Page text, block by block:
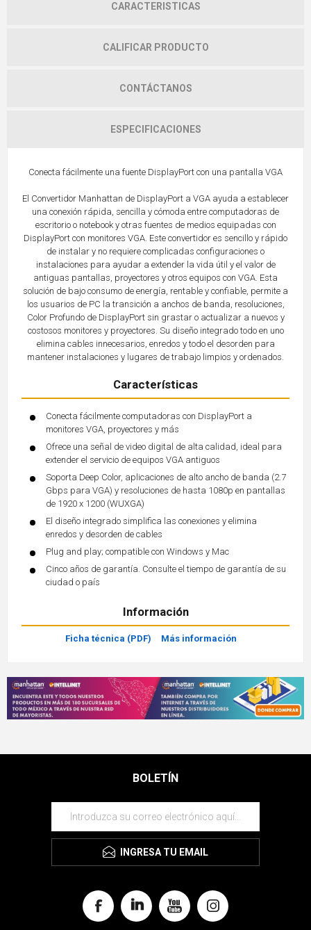
CARACTERISTICAS
CALIFICAR PRODUCTO
CONTÁCTANOS
ESPECIFICACIONES
Conecta fácilmente una fuente DisplayPort con una pantalla VGA
El Convertidor Manhattan de DisplayPort a VGA ayuda a establecer
una conexión rápida, sencilla y cómoda entre computadoras de
escritorio o notebook y otras fuentes de medios equipadas con
DisplayPort con monitores VGA. Este convertidor es sencillo y rápido
de instalar y no requiere complicadas configuraciones o
instalaciones para ayudar a extender la vida útil y el valor de
antiguas pantallas, proyectores y otros equipos con VGA. Esta
solución de bajo consumo de energía, rentable y confiable, permite a
los usuarios de PC la transición a anchos de banda, resoluciones,
Color Profundo de DisplayPort sin grastar o actualizar a nuevos y
costosos monitores y proyectores. Su diseño integrado todo en uno
elimina cables innecesarios, enredos y todo el desorden para
mantener instalaciones y lugares de trabajo limpios y ordenados.
Características
Conecta fácilmente computadoras con DisplayPort a
monitores VGA, proyectores y más
Ofrece una señal de video digital de alta calidad, ideal para
extender el servicio de equipos VGA antiguos
Soporta Deep Color, aplicaciones de alto ancho de banda (2.7
Gbps para VGA) y resoluciones de hasta 1080p en pantallas
de 1920 x 1200 (WUXGA)
El diseño integrado simplifica las conexiones y elimina
enredos y desorden de cables
Plug and play; compatible con Windows y Mac
Cinco años de garantía. Consulte el tiempo de garantía de su
ciudad o país
Información
Ficha técnica (PDF) Más información
BOLETÍN
INGRESA TU EMAIL